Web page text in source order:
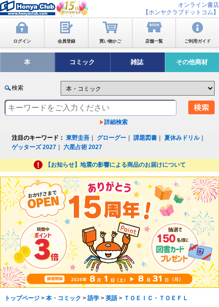
オンライン書店
【ホンヤクラブドットコム】
ログイン 会員登録 買い物かご 店舗一覧 ご利用ガイド
本 コミック 雑誌 その他商材
検索
詳細検索
注目のキーワード： 東野圭吾 グローグー ｜課題図書 ｜夏休みドリル｜
ゲッターズ 2027 ｜六星占術 2027
【お知らせ】地震の影響による商品のお届けについて
トップページ> 本・コミック > 語学> 英語> ＴＯＥＩＣ・ＴＯＥＦＬ